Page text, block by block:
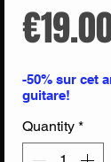
-50% sur cet
guitare!
Quantity *